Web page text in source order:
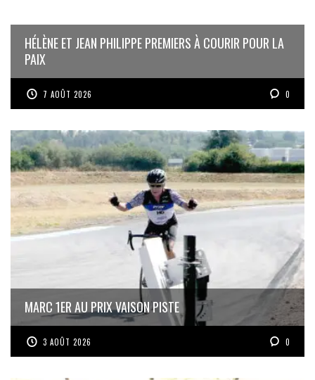
HÉLÈNE ET JEAN PHILIPPE PREMIERS À COURIR POUR LA
PAIX
7 AOÛT 2026 0
MARC 1ER AU PRIX VAISON PISTE
3 AOÛT 2026 0